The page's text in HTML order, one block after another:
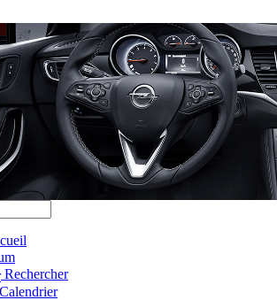
Rechercher
Calendrier